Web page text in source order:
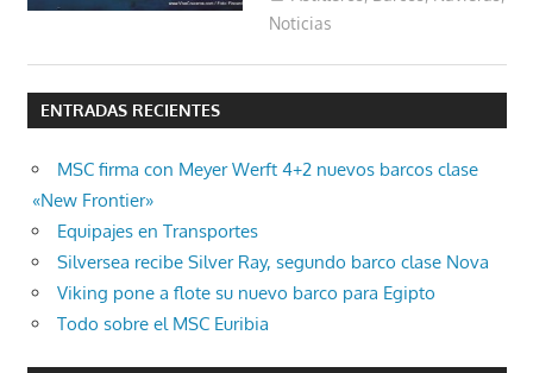
Noticias
ENTRADAS RECIENTES
MSC firma con Meyer Werft 4+2 nuevos barcos clase
«New Frontier»
Equipajes en Transportes
Silversea recibe Silver Ray, segundo barco clase Nova
Viking pone a flote su nuevo barco para Egipto
Todo sobre el MSC Euribia